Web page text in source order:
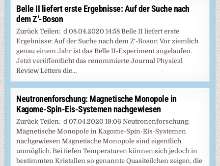
Belle II liefert erste Ergebnisse: Auf der Suche nach
dem Z‘-Boson
Zurück Teilen: d 08.04.2020 14:58 Belle II liefert erste
Ergebnisse: Auf der Suche nach dem Z‘-Boson Vor ziemlich
genau einem Jahr ist das Belle II-Experiment angelaufen.
Jetzt veröffentlicht das renommierte Journal Physical
Review Letters die…
Neutronenforschung: Magnetische Monopole in
Kagome-Spin-Eis-Systemen nachgewiesen
Zurück Teilen: d 07.04.2020 19:06 Neutronenforschung:
Magnetische Monopole in Kagome-Spin-Eis-Systemen
nachgewiesen Magnetische Monopole sind eigentlich
unmöglich. Bei tiefen Temperaturen können sich jedoch in
bestimmten Kristallen so genannte Quasiteilchen zeigen, die